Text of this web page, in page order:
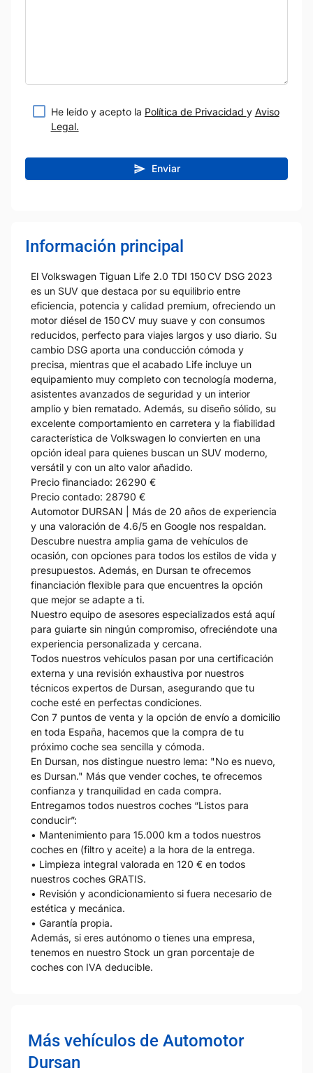
He leído y acepto la Política de Privacidad y Aviso
Legal.
Enviar
Información principal
El Volkswagen Tiguan Life 2.0 TDI 150 CV DSG 2023
es un SUV que destaca por su equilibrio entre
eficiencia, potencia y calidad premium, ofreciendo un
motor diésel de 150 CV muy suave y con consumos
reducidos, perfecto para viajes largos y uso diario. Su
cambio DSG aporta una conducción cómoda y
precisa, mientras que el acabado Life incluye un
equipamiento muy completo con tecnología moderna,
asistentes avanzados de seguridad y un interior
amplio y bien rematado. Además, su diseño sólido, su
excelente comportamiento en carretera y la fiabilidad
característica de Volkswagen lo convierten en una
opción ideal para quienes buscan un SUV moderno,
versátil y con un alto valor añadido.
Precio financiado: 26290 €
Precio contado: 28790 €
Automotor DURSAN | Más de 20 años de experiencia
y una valoración de 4.6/5 en Google nos respaldan.
Descubre nuestra amplia gama de vehículos de
ocasión, con opciones para todos los estilos de vida y
presupuestos. Además, en Dursan te ofrecemos
financiación flexible para que encuentres la opción
que mejor se adapte a ti.
Nuestro equipo de asesores especializados está aquí
para guiarte sin ningún compromiso, ofreciéndote una
experiencia personalizada y cercana.
Todos nuestros vehículos pasan por una certificación
externa y una revisión exhaustiva por nuestros
técnicos expertos de Dursan, asegurando que tu
coche esté en perfectas condiciones.
Con 7 puntos de venta y la opción de envío a domicilio
en toda España, hacemos que la compra de tu
próximo coche sea sencilla y cómoda.
En Dursan, nos distingue nuestro lema: "No es nuevo,
es Dursan." Más que vender coches, te ofrecemos
confianza y tranquilidad en cada compra.
Entregamos todos nuestros coches “Listos para
conducir”:
• Mantenimiento para 15.000 km a todos nuestros
coches en (filtro y aceite) a la hora de la entrega.
• Limpieza integral valorada en 120 € en todos
nuestros coches GRATIS.
• Revisión y acondicionamiento si fuera necesario de
estética y mecánica.
• Garantía propia.
Además, si eres autónomo o tienes una empresa,
tenemos en nuestro Stock un gran porcentaje de
coches con IVA deducible.
Más vehículos de Automotor
Dursan